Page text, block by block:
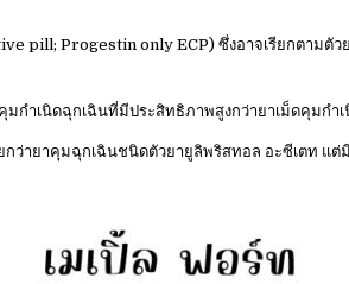
pill; Progestin only ECP) ซึ่งอาจเรียกตามตั
มกำเนิดฉุกเฉินที่มีประสิทธิภาพสูงกว่ายาเม็ดคุมกำ
ว่ายาคุมฉุกเฉินชนิดตัวยายูลิพริสทอล อะซีเตท แ